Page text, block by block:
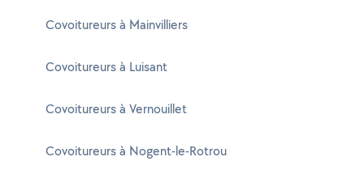
Covoitureurs à Mainvilliers
Covoitureurs à Luisant
Covoitureurs à Vernouillet
Covoitureurs à Nogent-le-Rotrou